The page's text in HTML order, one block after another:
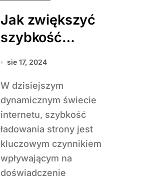
Jak zwiększyć
szybkość
ładowania strony?
techniczne SEO
sie 17, 2024
W dzisiejszym
dynamicznym świecie
internetu, szybkość
ładowania strony jest
kluczowym czynnikiem
wpływającym na
doświadczenie